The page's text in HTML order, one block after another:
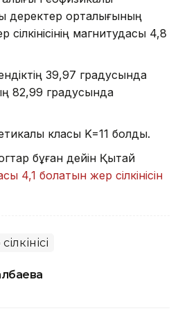
деректер орталығының
магнитудасы 4,8
39,97 градусында
82,99 градусында
класы K=11 болды.
бұған дейін Қытай
4,1 болатын жер сілкінісін